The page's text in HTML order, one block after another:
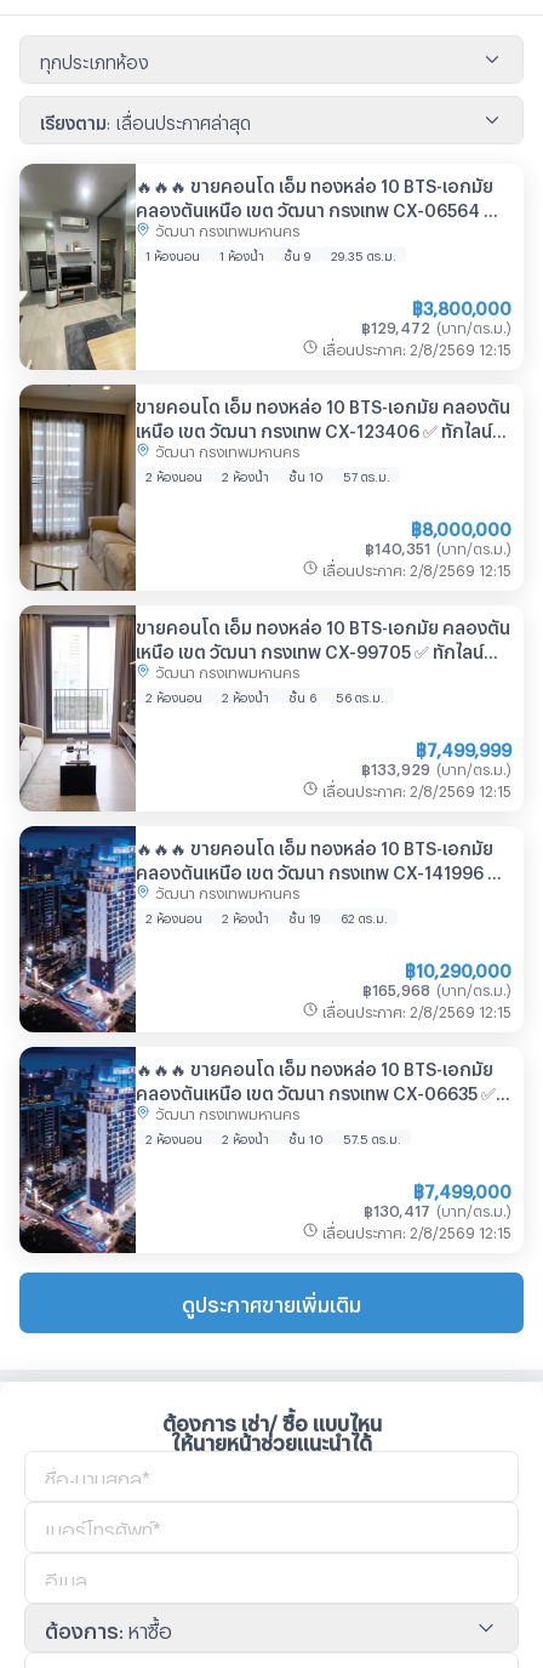
ทุกประเภทห้อง
เรียงตาม เลื่อนประกาศล่าสุด
🔥🔥🔥 ขายคอนโด เอ็ม ทองหล่อ 10 BTS-เอกมัย
คลองตันเหนือ เขต วัฒนา กรุงเทพ CX-06564 ✅
ทักไลน์ @connexproperty ตอบทันที ทีมงานมือ
อาชีพ ✅ 🔥🔥🔥
วัฒนา กรุงเทพมหานคร
1 ห้องนอน 1 ห้องน้ำ ชั้น 9 29.35 ตร.ม.
฿3,800,000
฿129,472 (บาท/ตร.ม. )
เลื่อนประกาศ : 2/8/2569 12:15
ขายคอนโด เอ็ม ทองหล่อ 10 BTS-เอกมัย คลองตัน
เหนือ เขต วัฒนา กรุงเทพ CX-123406 ✅ ทักไลน์
@connexproperty ตอบทันที ทีมงานมืออาชีพ ✅
วัฒนา กรุงเทพมหานคร
2 ห้องนอน 2 ห้องน้ำ ชั้น 10 57 ตร.ม.
฿8,000,000
฿140,351 (บาท/ตร.ม. )
เลื่อนประกาศ : 2/8/2569 12:15
ขายคอนโด เอ็ม ทองหล่อ 10 BTS-เอกมัย คลองตัน
เหนือ เขต วัฒนา กรุงเทพ CX-99705 ✅ ทักไลน์
@connexproperty ตอบทันที ทีมงานมืออาชีพ ✅
วัฒนา กรุงเทพมหานคร
2 ห้องนอน 2 ห้องน้ำ ชั้น 6 56 ตร.ม.
฿7,499,999
฿133,929 (บาท/ตร.ม. )
เลื่อนประกาศ : 2/8/2569 12:15
🔥🔥🔥 ขายคอนโด เอ็ม ทองหล่อ 10 BTS-เอกมัย
คลองตันเหนือ เขต วัฒนา กรุงเทพ CX-141996 ✅
ทักไลน์ @connexproperty ตอบทันที ทีมงานมือ
อาชีพ ✅ 🔥🔥🔥
วัฒนา กรุงเทพมหานคร
2 ห้องนอน 2 ห้องน้ำ ชั้น 19 62 ตร.ม.
฿10,290,000
฿165,968 (บาท/ตร.ม. )
เลื่อนประกาศ : 2/8/2569 12:15
🔥🔥🔥 ขายคอนโด เอ็ม ทองหล่อ 10 BTS-เอกมัย
คลองตันเหนือ เขต วัฒนา กรุงเทพ CX-06635 ✅
ทักไลน์ @connexproperty ตอบทันที ทีมงานมือ
อาชีพ ✅ 🔥🔥🔥
วัฒนา กรุงเทพมหานคร
2 ห้องนอน 2 ห้องน้ำ ชั้น 10 57.5 ตร.ม.
฿7,499,000
฿130,417 (บาท/ตร.ม. )
เลื่อนประกาศ : 2/8/2569 12:15
ดูประกาศขายเพิ่มเติม
ต้องการ เช่า/ ซื้อ แบบไหน
ให้นายหน้าช่วยแนะนำได้
ต้องการ: หาซื้อ